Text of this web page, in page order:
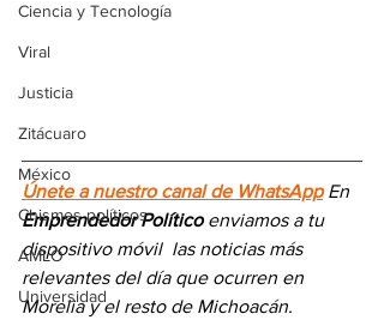
Ciencia y Tecnología
Viral
Justicia
Zitácuaro
México
Chismes políticos
AMLO
Universidad
Únete a nuestro canal de WhatsApp En
Emprendedor Político enviamos a tu
dispositivo móvil las noticias más
relevantes del día que ocurren en
Morelia y el resto de Michoacán.